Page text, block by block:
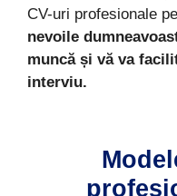
CV-uri profesionale
nevoile
muncă și vă va
interviu.